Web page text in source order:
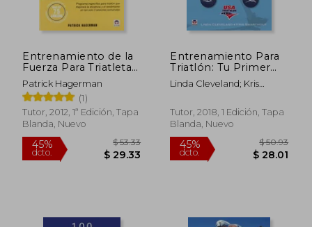
Entrenamiento de la
Fuerza Para Triatletas:
Programa Especifico
p ara Triatlon que
Mejora la Eficacia y el
Rendimiento en tan
Solo 3 Sesiones
Patrick Hagerman
(1)
Tutor, 2012, 1ª Edición, Tapa
Blanda, Nuevo
Entrenamiento Para
Triatlón: Tu Primer
Triatlón
Linda Cleveland; Kris
Tutor, 2018, 1 Edición, Tapa
Blanda, Nuevo